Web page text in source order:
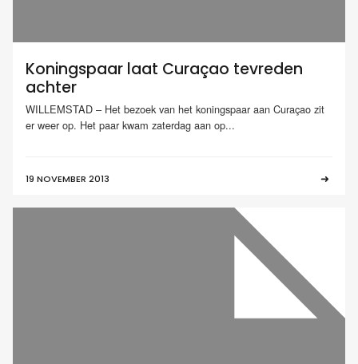
Koningspaar laat Curaçao tevreden
achter
WILLEMSTAD – Het bezoek van het koningspaar aan Curaçao zit
er weer op. Het paar kwam zaterdag aan op...
19 NOVEMBER 2013